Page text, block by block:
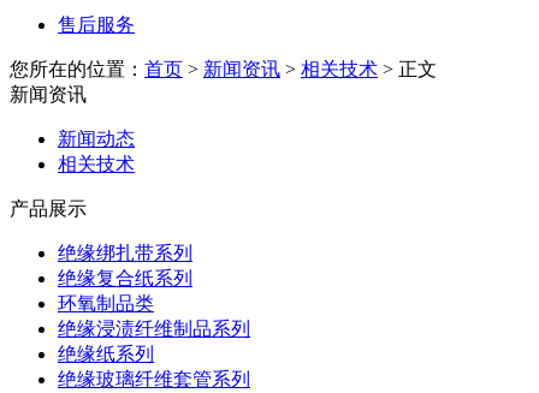
售后服务
您所在的位置： 首页 > 新闻资讯 > 相关技术 > 正文
新闻资讯
新闻动态
相关技术
产品展示
绝缘绑扎带系列
绝缘复合纸系列
环氧制品类
绝缘浸渍纤维制品系列
绝缘纸系列
绝缘玻璃纤维套管系列